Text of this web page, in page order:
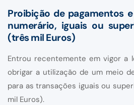
Proibição de pagamentos
numerário, iguais ou
(três mil Euros)
Entrou recentemente em vigor a
obrigar a utilização de um meio
para as transações iguais ou
mil Euros).